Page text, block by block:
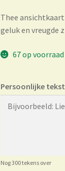
Thee ansichtkaart
geluk en vreugde
67 op voorraad
Persoonlijke
Nog 300 tekens over